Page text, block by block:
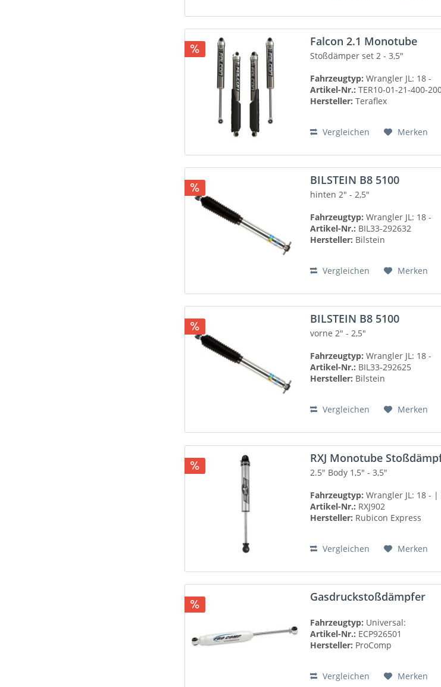
Falcon 2.1 Monotube
Stoßdämper set 2 - 3,5"
Fahrzeugtyp:Wrangler JL: 18 -
Artikel-Nr.:TER10-01-21-400-
Hersteller:Teraflex
Vergleichen Merken
BILSTEIN B8 5100
hinten2" - 2,5"
Fahrzeugtyp:Wrangler JL: 18 -
Artikel-Nr.: BIL33-292632
Hersteller: Bilstein
Vergleichen Merken
BILSTEIN B8 5100
vorne2" - 2,5"
Fahrzeugtyp:Wrangler JL: 18 -
Artikel-Nr.: BIL33-292625
Hersteller: Bilstein
Vergleichen Merken
RXJ Monotube
2.5" Body 1,5" - 3,5"
Fahrzeugtyp:Wrangler JL: 18 -
Artikel-Nr.: RXJ902
Hersteller: Rubicon Express
Vergleichen Merken
Gasdruckstoßdämpfer
Fahrzeugtyp: Universal:
Artikel-Nr.: ECP926501
Hersteller: ProComp
Vergleichen Merken